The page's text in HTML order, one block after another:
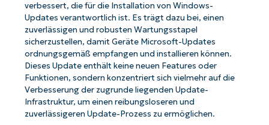
verbessert, die für die Installation von Windows-
Updates verantwortlich ist. Es trägt dazu bei, einen
zuverlässigen und robusten Wartungsstapel
sicherzustellen, damit Geräte Microsoft-Updates
ordnungsgemäß empfangen und installieren können.
Dieses Update enthält keine neuen Features oder
Funktionen, sondern konzentriert sich vielmehr auf die
Verbesserung der zugrunde liegenden Update-
Infrastruktur, um einen reibungsloseren und
zuverlässigeren Update-Prozess zu ermöglichen.